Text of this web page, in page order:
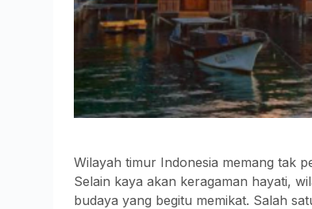
Wilayah timur Indonesia memang tak
Selain kaya akan keragaman hayati,
budaya yang begitu memikat. Salah